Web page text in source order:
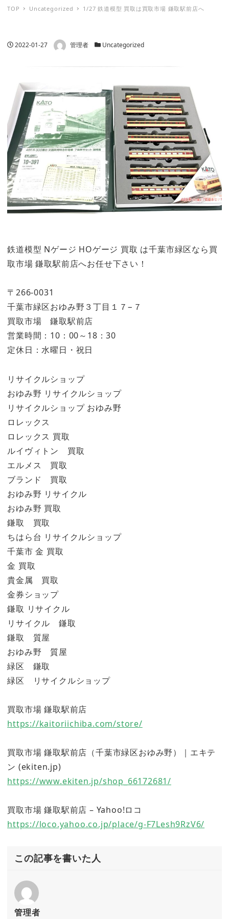
TOP Uncategorized 1/27 鉄道模型 買取は買取市場 鎌取駅前店へ
投稿日
2022-01-27 著者 管理者 カテゴリー
Uncategorized
鉄道模型 Nゲージ HOゲージ 買取 は千葉市緑区なら買
取市場 鎌取駅前店へお任せ下さい！
〒266-0031
千葉市緑区おゆみ野３丁目１７−７
買取市場 鎌取駅前店
営業時間：10：00～18：30
定休日：水曜日・祝日
リサイクルショップ
おゆみ野 リサイクルショップ
リサイクルショップ おゆみ野
ロレックス
ロレックス 買取
ルイヴィトン 買取
エルメス 買取
ブランド 買取
おゆみ野 リサイクル
おゆみ野 買取
鎌取 買取
ちはら台 リサイクルショップ
千葉市 金 買取
金 買取
貴金属 買取
金券ショップ
鎌取 リサイクル
リサイクル 鎌取
鎌取 質屋
おゆみ野 質屋
緑区 鎌取
緑区 リサイクルショップ
買取市場 鎌取駅前店
https://kaitoriichiba.com/store/
買取市場 鎌取駅前店（千葉市緑区おゆみ野）｜エキテ
ン (ekiten.jp)
https://www.ekiten.jp/shop_66172681/
買取市場 鎌取駅前店 – Yahoo!ロコ
https://loco.yahoo.co.jp/place/g-F7Lesh9RzV6/
この記事を書いた人
管理者